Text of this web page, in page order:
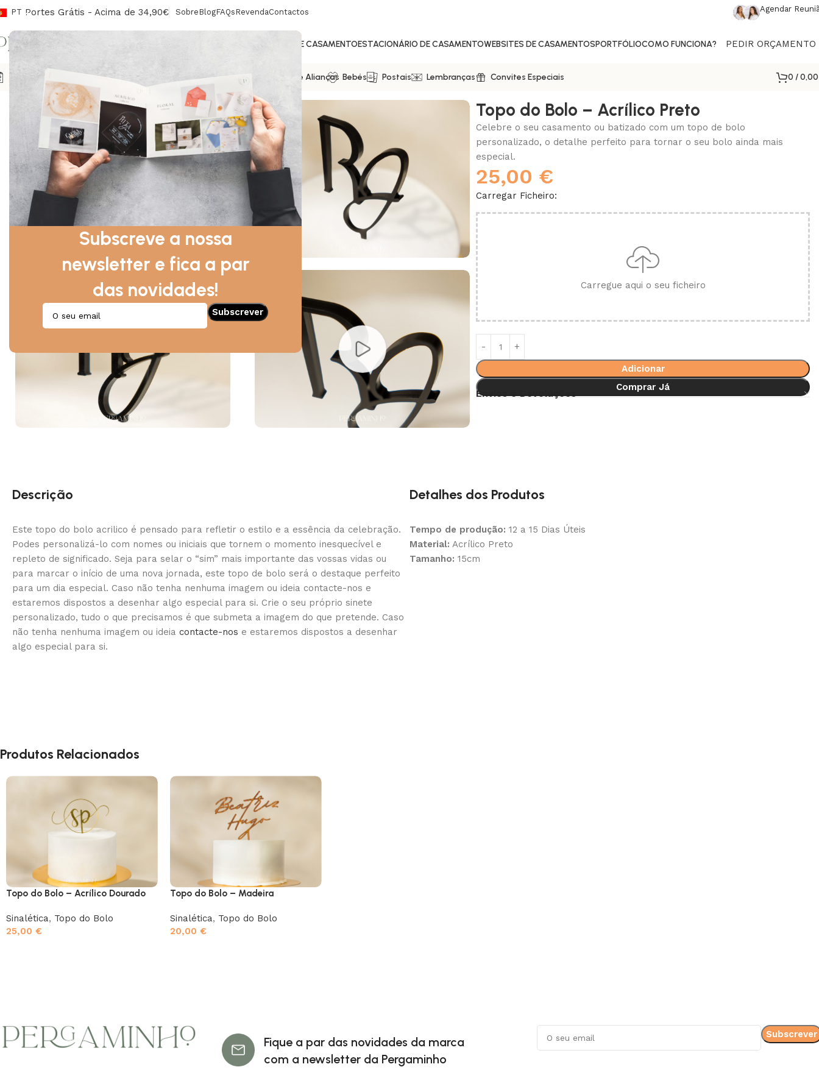
Subscreve a nossa
newsletter e fica a par
das novidades!
PT Portes Grátis - Acima de 34,90€ Sobre BlogFAQs RevendaContactos Agendar
CONVITES DE CASAMENTOESTACIONÁRIO DE CASAMENTOWEBSITES DE CASAMENTOSPORTFÓLIOCOMO FUNCIONA? PEDIR ORÇAMENTO
Agendas Envelopes/Lacres Livros De Honra Caixas De Alianças Bebés Postais Lembranças Convites Especiais 0 /
Sinalética Topo do Bolo Topo do Bolo – Acrílico Preto
Topo do Bolo – Acrílico Preto
Celebre o seu casamento ou batizado com um topo de bolo
personalizado, o detalhe perfeito para tornar o seu bolo ainda mais
especial.
25,00 €
Carregar Ficheiro:
Carregue aqui o seu ficheiro
Adicionar
Comprar Já
Envios e Devoluções
Descrição
Este topo do bolo acrilico é pensado para refletir o estilo e a essência da celebração.
Podes personalizá-lo com nomes ou iniciais que tornem o momento inesquecível e
repleto de significado. Seja para selar o “sim” mais importante das vossas vidas ou
para marcar o início de uma nova jornada, este topo de bolo será o destaque perfeito
para um dia especial. Caso não tenha nenhuma imagem ou ideia contacte-nos e
estaremos dispostos a desenhar algo especial para si. Crie o seu próprio sinete
personalizado, tudo o que precisamos é que submeta a imagem do que pretende. Caso
não tenha nenhuma imagem ou ideia contacte-nos e estaremos dispostos a desenhar
algo especial para si.
Detalhes dos Produtos
Tempo de produção: 12 a 15 Dias Úteis
Material: Acrílico Preto
Tamanho: 15cm
Produtos Relacionados
Topo do Bolo – Acrílico Dourado
Sinalética, Topo do Bolo
25,00 €
Topo do Bolo – Madeira
Sinalética, Topo do Bolo
20,00 €
Fique a par das novidades da marca
com a newsletter da Pergaminho